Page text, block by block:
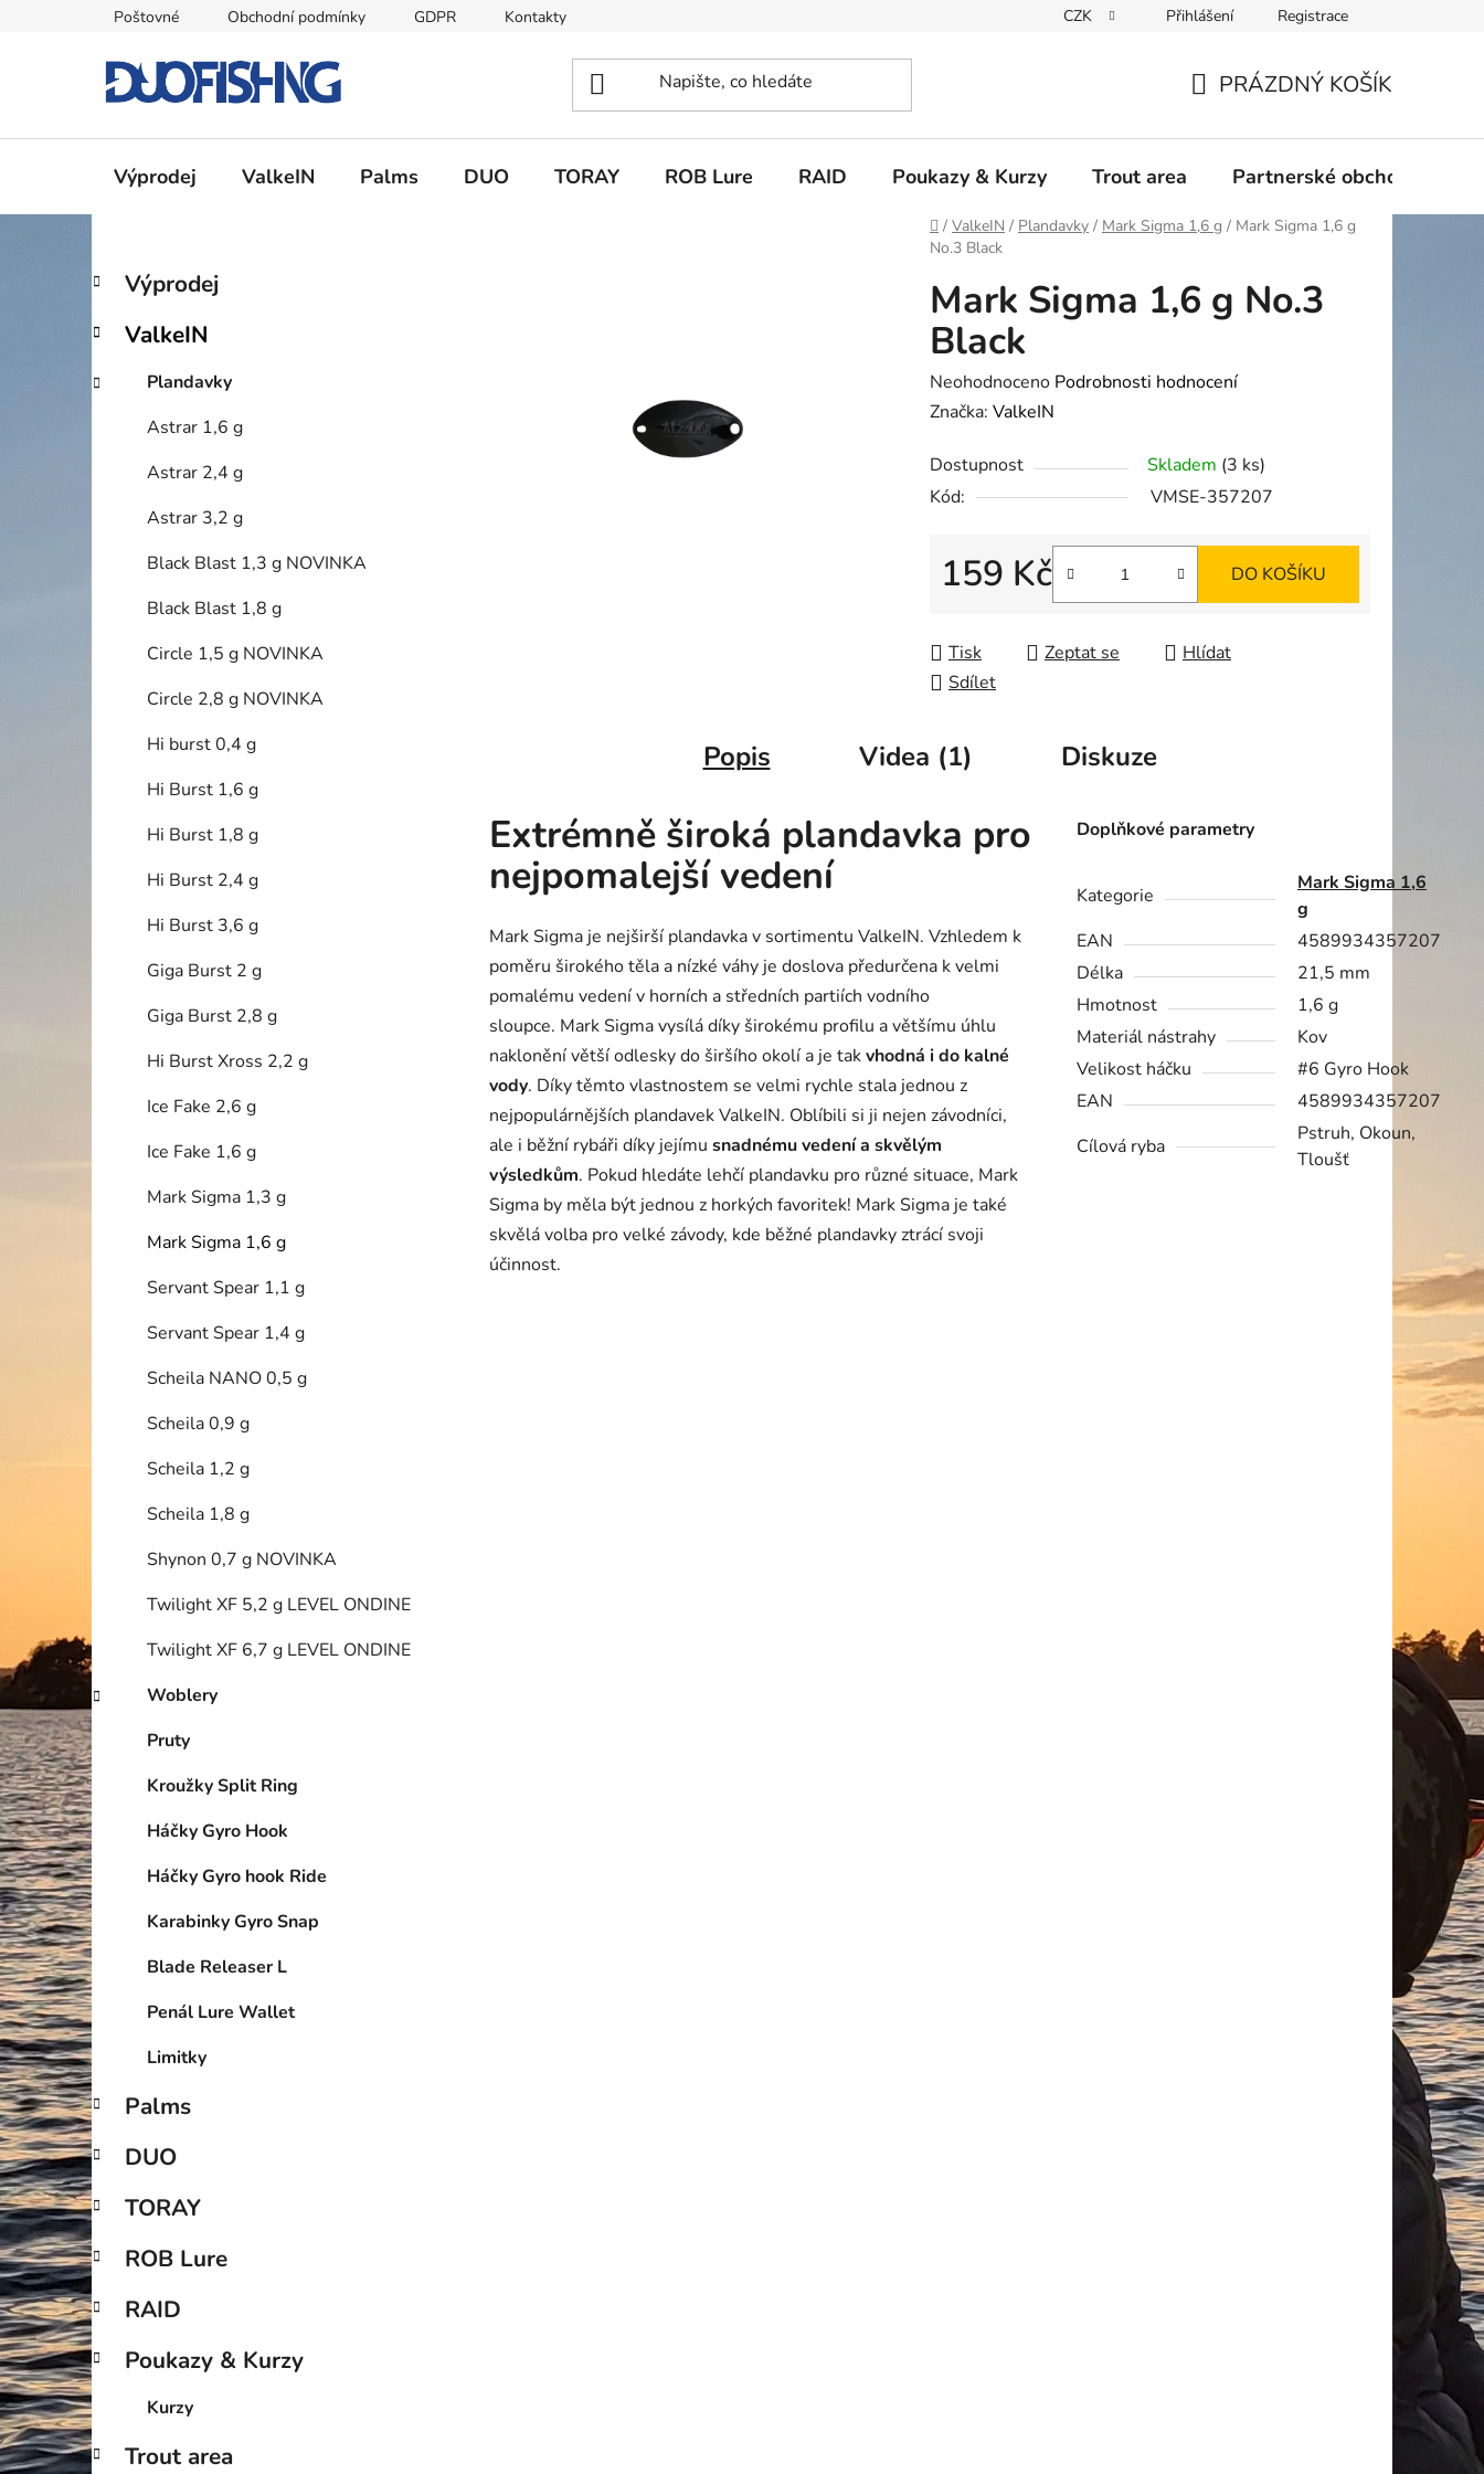
Poštovné Obchodní podmínky GDPR Kontakty CZK Přihlášení Registrace
KOŠÍK
PRÁZDNÝ KOŠÍK
Výprodej ValkeIN Palms DUO TORAY ROB Lure RAID Poukazy & Kurzy Trout area Partnerské obchody
Domů
/ ValkeIN / Plandavky / Mark Sigma 1,6 g / Mark Sigma 1,6 g
No.3 Black
P
s
r
Přeskočit
kategorie
K
a
e
o
Výprodej
ValkeIN
Plandavky
Astrar 1,6 g
Astrar 2,4 g
Astrar 3,2 g
Black Blast 1,3 g NOVINKA
Black Blast 1,8 g
Circle 1,5 g NOVINKA
Circle 2,8 g NOVINKA
Hi burst 0,4 g
Hi Burst 1,6 g
Hi Burst 1,8 g
Hi Burst 2,4 g
Hi Burst 3,6 g
Giga Burst 2 g
Giga Burst 2,8 g
Hi Burst Xross 2,2 g
Ice Fake 2,6 g
Ice Fake 1,6 g
Mark Sigma 1,3 g
Mark Sigma 1,6 g
Servant Spear 1,1 g
Servant Spear 1,4 g
Scheila NANO 0,5 g
Scheila 0,9 g
Scheila 1,2 g
Scheila 1,8 g
Shynon 0,7 g NOVINKA
Twilight XF 5,2 g LEVEL ONDINE
Twilight XF 6,7 g LEVEL ONDINE
Woblery
Pruty
Kroužky Split Ring
Háčky Gyro Hook
Háčky Gyro hook Ride
Karabinky Gyro Snap
Blade Releaser L
Penál Lure Wallet
Limitky
Palms
DUO
TORAY
ROB Lure
RAID
Poukazy & Kurzy
Kurzy
Trout area
Mark Sigma 1,6 g No.3
Black
Průměrné
hodnocení
je
0,0
hvězdiček.
Neohodnoceno Podrobnosti hodnocení
Značka: ValkeIN
Dostupnost Skladem (3 ks)
Kód:
VMSE-357207
159 Kč DO KOŠÍKU
Tisk Zeptat se
Hlídat
Sdílet
Popis Videa (1) Diskuze
Extrémně široká plandavka pro
nejpomalejší vedení
Mark Sigma je nejširší plandavka v sortimentu ValkeIN. Vzhledem k
poměru širokého těla a nízké váhy je doslova předurčena k velmi
pomalému vedení v horních a středních partiích vodního
sloupce. Mark Sigma vysílá díky širokému profilu a většímu úhlu
naklonění větší odlesky do širšího okolí a je takvhodná i do kalné
vody. Díky těmto vlastnostem se velmi rychle stala jednou z
nejpopulárnějších plandavek ValkeIN. Oblíbili si ji nejen závodníci,
ale i běžní rybáři díky jejímu snadnému vedení a skvělým
výsledkům. Pokud hledáte lehčí plandavku pro různé situace, Mark
Sigma by měla být jednou z horkých favoritek! Mark Sigma je také
skvělá volba pro velké závody, kde běžné plandavky ztrácí svoji
účinnost.
Doplňkové parametry
Kategorie
Mark Sigma 1,6
g
EAN
4589934357207
Délka
21,5 mm
Hmotnost
1,6 g
Materiál nástrahy
Kov
Velikost háčku
#6 Gyro Hook
EAN
4589934357207
Cílová ryba
Pstruh, Okoun,
Tloušť